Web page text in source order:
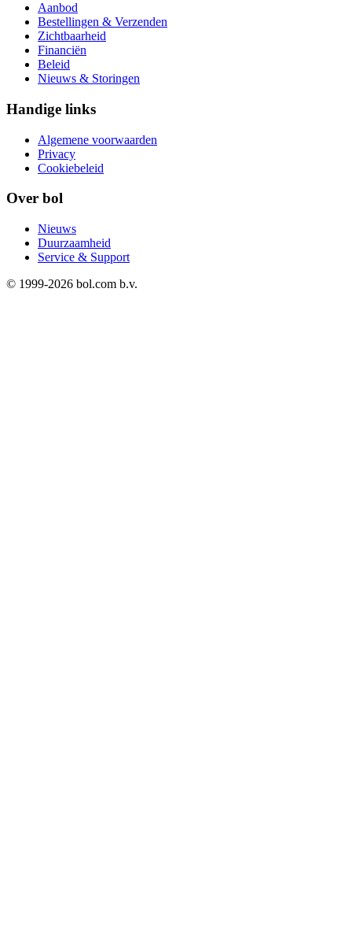
Aanbod
Bestellingen & Verzenden
Zichtbaarheid
Financiën
Beleid
Nieuws & Storingen
Handige links
Algemene voorwaarden
Privacy
Cookiebeleid
Over bol
Nieuws
Duurzaamheid
Service & Support
© 1999-2026 bol.com b.v.